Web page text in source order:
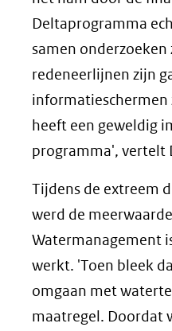
Deltaprogramma
samen onderzoeken
redeneerlijnen zijn
informatieschermen
heeft een geweldig
programma', vertelt
Tijdens de extreem
werd de
Watermanagement
werkt. 'Toen bleek
omgaan met
maatregel. Doordat